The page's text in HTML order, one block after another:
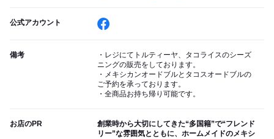
公式アカウント
備考
・レジにてトルティーヤ、タコライスのシーズ
ニングの販売をしております。
・メキシカンオードブルとタコスオードブルの
ご予約を承っております。
・全商品お持ち帰り可能です。
お店のPR
創業時から大切にしてきた“多国籍”で“フレンド
リー”な雰囲気とともに、ホームメイドのメキシ